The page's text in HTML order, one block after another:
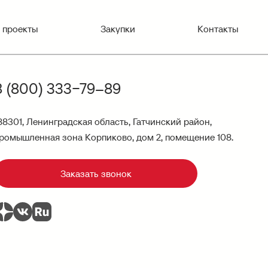
Закупки Контакты
(800) 333−79–89
Ленинградская область, Гатчинский район,
зона Корпиково, дом 2, помещение 108.
Заказать звонок